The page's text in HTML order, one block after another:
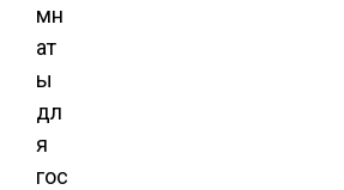
мн
ат
ы
дл
я
гос